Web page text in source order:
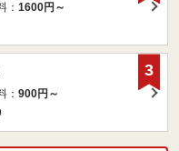
： 1600円～
： 900円～
3